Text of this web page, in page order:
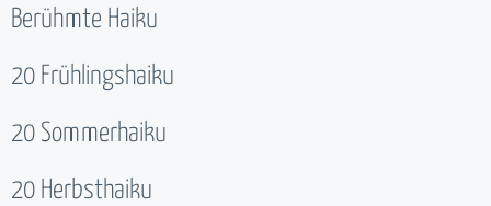
Berühmte Haiku
20 Frühlingshaiku
20 Sommerhaiku
20 Herbsthaiku